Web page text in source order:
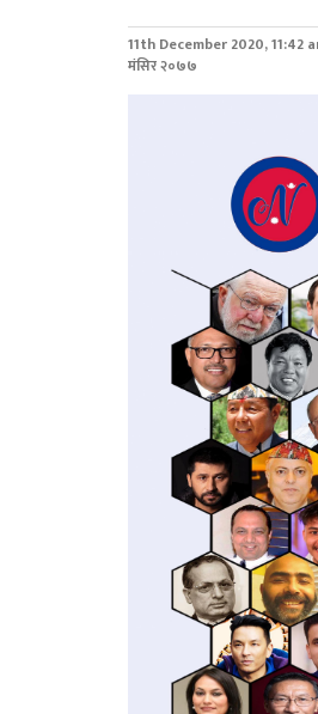
11th December 2020, 11:42
मंसिर २०७७